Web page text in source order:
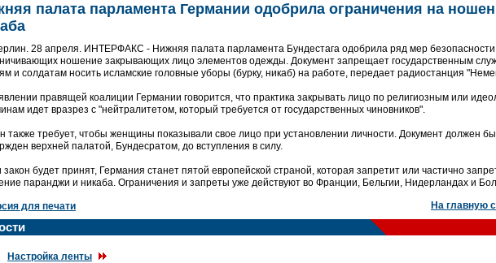
палата парламента Германии одобрила ограничения на
28 апреля. ИНТЕРФАКС - Нижняя палата парламента Бундестага одобрила ряд мер
ношение закрывающих лицо элементов одежды. Документ запрещает государственным
и солдатам носить исламские головные уборы (бурку, никаб) на работе, передает радиостанция
правящей коалиции Германии говорится, что практика закрывать лицо по религиозным или
идет вразрез с "нейтралитетом, который требуется от государственных чиновников".
также требует, чтобы женщины показывали свое лицо при установлении личности. Документ должен
верхней палатой, Бундесратом, до вступления в силу.
закон будет принят, Германия станет пятой европейской страной, которая запретит или частично
паранджи и никаба. Ограничения и запреты уже действуют во Франции, Бельгии, Нидерландах и
для печати На главную
Настройка ленты